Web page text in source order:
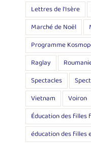
Lettres de l'Isère
Marché de Noël
Programme
Raglay
Spectacles
Vietnam
Voiron
Éducation des filles
éducation des filles